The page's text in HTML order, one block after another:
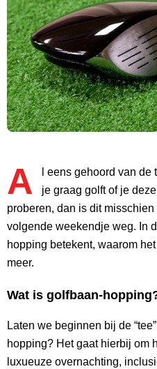
A
l eens gehoord van de
je graag golft of je
proberen, dan is dit
volgende weekendje weg. In
hopping betekent, waarom
meer.
Wat is golfbaan-
Laten we beginnen bij de
hopping? Het gaat hierbij om
luxueuze overnachting,